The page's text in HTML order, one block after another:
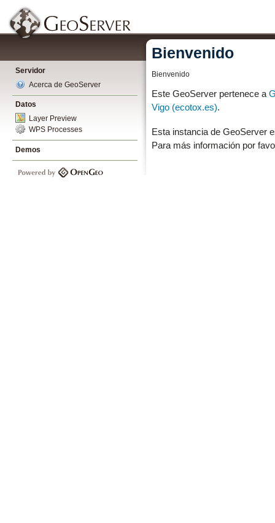
Servidor
Acerca de GeoServer
Datos
Layer Preview
WPS Processes
Demos
Bienvenido
Bienvenido
Este GeoServer pertenece a
Vigo (ecotox.es).
Esta instancia de GeoServer
Para más información por